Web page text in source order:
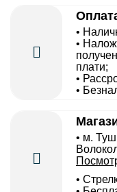
•
•
плати;
•
•
• м.
•